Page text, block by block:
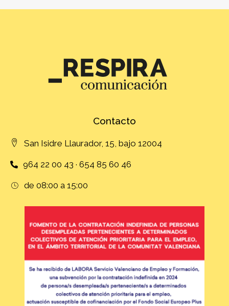
Contacto
San Isidre Llaurador, 15, bajo 12004
964 22 00 43 · 654 85 60 46
de 08:00 a 15:00